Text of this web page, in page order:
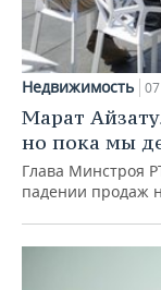
Недвижимость
Марат
но пока мы
Глава Минстроя
падении продаж